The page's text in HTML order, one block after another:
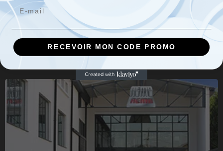
Produits associés
Email
RECEVOIR MON CODE PROMO